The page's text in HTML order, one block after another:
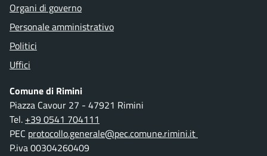
Organi di governo
Personale amministrativo
Politici
Uffici
Comune di Rimini
Piazza Cavour 27 - 47921 Rimini
Tel. +39 0541 704111
PEC protocollo.generale@pec.comune.rimini.it
P.iva 00304260409